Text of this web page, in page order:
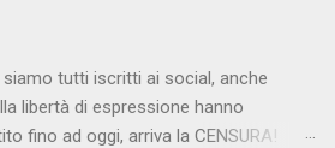
IL SERVIZIO . staff
Condividi su Facebook
siamo tutti iscritti ai social, anche
libertà di espressione hanno
fino ad oggi, arriva la CENSURA!